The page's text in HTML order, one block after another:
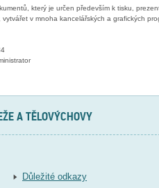
který je určen především k tisku,
vytvářet v mnoha kancelářských a grafických
A TĚLOVÝCHOVY
Důležité odkazy